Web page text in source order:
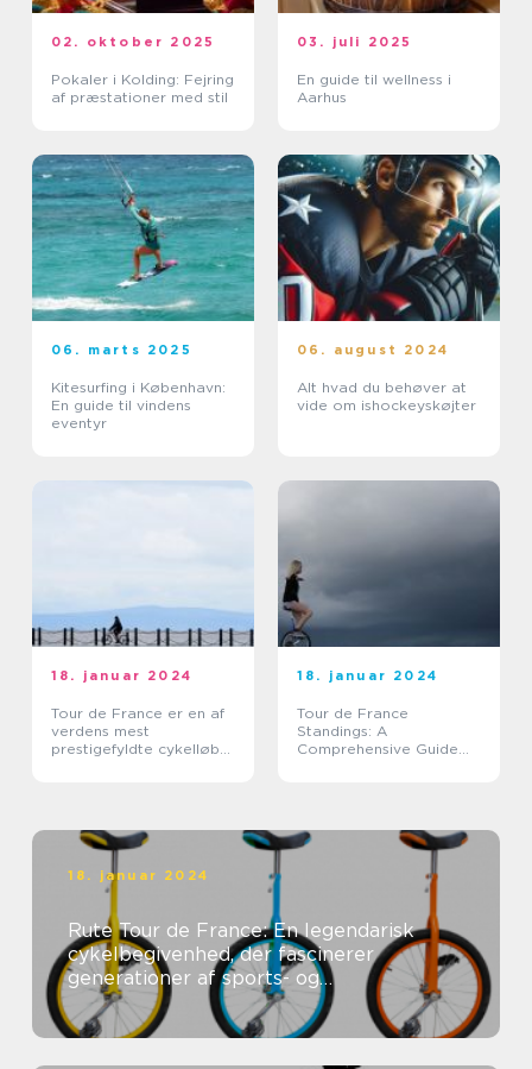
02. oktober 2025
Pokaler i Kolding: Fejring
af præstationer med stil
03. juli 2025
En guide til wellness i
Aarhus
06. marts 2025
Kitesurfing i København:
En guide til vindens
eventyr
06. august 2024
Alt hvad du behøver at
vide om ishockeyskøjter
18. januar 2024
Tour de France er en af
verdens mest
prestigefyldte cykelløb
18. januar 2024
Tour de France
Standings: A
Comprehensive Guide
18. januar 2024
Rute Tour de France: En legendarisk
cykelbegivenhed, der fascinerer
generationer af sports- og
fritidsentusiaster